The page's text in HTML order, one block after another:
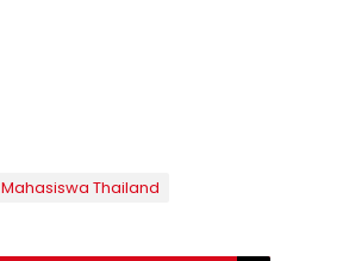
Mahasiswa Thailand